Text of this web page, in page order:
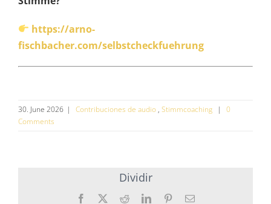
https://arno-
fischbacher.com/selbstcheckfuehrung
30. June 2026 | Contribuciones de audio , Stimmcoaching |
0
Comments
Dividir
Facebook
RedditTwitter PinterestEsmalte